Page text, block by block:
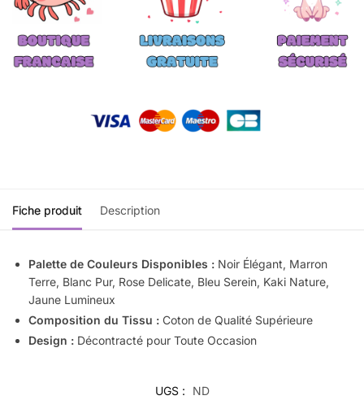
Fiche produit Description
Palette de Couleurs Disponibles : Noir Élégant, Marron
Terre, Blanc Pur, Rose Delicate, Bleu Serein, Kaki Nature,
Jaune Lumineux
Composition du Tissu : Coton de Qualité Supérieure
Design : Décontracté pour Toute Occasion
UGS :
ND